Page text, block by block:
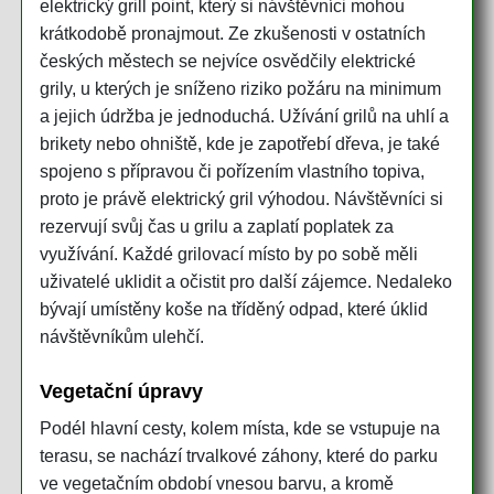
elektrický grill point, který si návštěvníci mohou
krátkodobě pronajmout. Ze zkušenosti v ostatních
českých městech se nejvíce osvědčily elektrické
grily, u kterých je sníženo riziko požáru na minimum
a jejich údržba je jednoduchá. Užívání grilů na uhlí a
brikety nebo ohniště, kde je zapotřebí dřeva, je také
spojeno s přípravou či pořízením vlastního topiva,
proto je právě elektrický gril výhodou. Návštěvníci si
rezervují svůj čas u grilu a zaplatí poplatek za
využívání. Každé grilovací místo by po sobě měli
uživatelé uklidit a očistit pro další zájemce. Nedaleko
bývají umístěny koše na tříděný odpad, které úklid
návštěvníkům ulehčí.
Vegetační úpravy
Podél hlavní cesty, kolem místa, kde se vstupuje na
terasu, se nachází trvalkové záhony, které do parku
ve vegetačním období vnesou barvu, a kromě